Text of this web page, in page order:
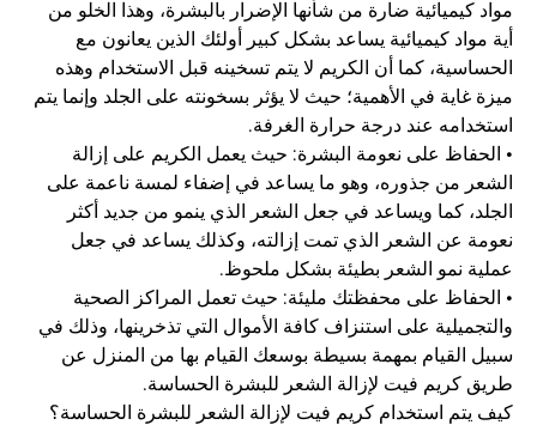
مواد كيميائية ضارة من شأنها الإضرار بالبشرة، وهذا الخلو من
أية مواد كيميائية يساعد بشكل كبير أولئك الذين يعانون مع
الحساسية، كما أن الكريم لا يتم تسخينه قبل الاستخدام وهذه
ميزة غاية في الأهمية؛ حيث لا يؤثر بسخونته على الجلد وإنما يتم
استخدامه عند درجة حرارة الغرفة.
• الحفاظ على نعومة البشرة: حيث يعمل الكريم على إزالة
الشعر من جذوره، وهو ما يساعد في إضفاء لمسة ناعمة على
الجلد، كما ويساعد في جعل الشعر الذي ينمو من جديد أكثر
نعومة عن الشعر الذي تمت إزالته، وكذلك يساعد في جعل
عملية نمو الشعر بطيئة بشكل ملحوظ.
• الحفاظ على محفظتك مليئة: حيث تعمل المراكز الصحية
والتجميلية على استنزاف كافة الأموال التي تذخرينها، وذلك في
سبيل القيام بمهمة بسيطة بوسعك القيام بها من المنزل عن
طريق كريم فيت لإزالة الشعر للبشرة الحساسة.
كيف يتم استخدام كريم فيت لإزالة الشعر للبشرة الحساسة؟